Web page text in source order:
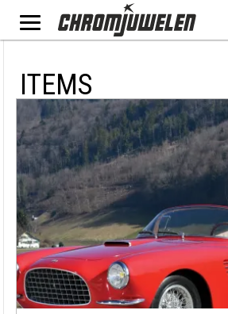
ITEMS